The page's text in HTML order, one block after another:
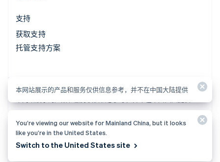
支持
获取支持
托管支持方案
© 2026 Stripe, LLC
本网站展示的产品和服务仅供信息参考，并不在中国大陆提供
You’re viewing our website for Mainland China, but it looks
like you’re in the United States.
Switch to the United States site